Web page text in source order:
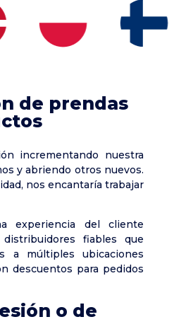
de prendas
incrementando nuestra
y abriendo otros nuevos.
nos encantaría trabajar
experiencia del cliente
fiables que
a múltiples ubicaciones
descuentos para pedidos
o de